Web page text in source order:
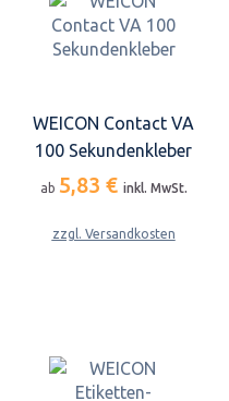
WEICON Contact VA
100 Sekundenkleber
ab 5,83 € inkl. MwSt.
zzgl. Versandkosten